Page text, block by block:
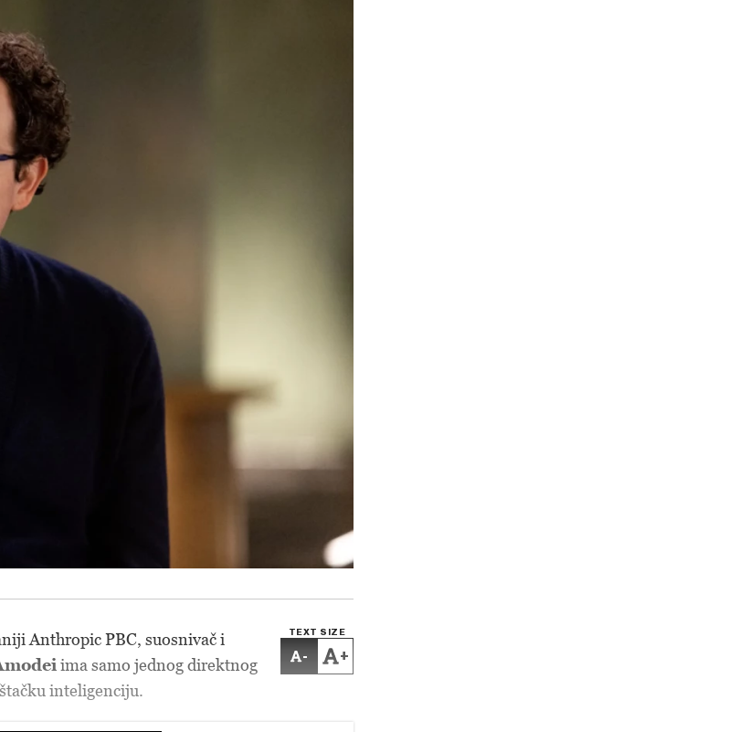
TEXT SIZE
- +
Anthropic PBC, suosnivač i
ima samo jednog direktnog
inteligenciju.